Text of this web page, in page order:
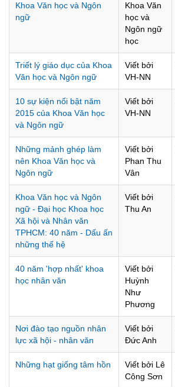
Khoa Văn học và Ngôn
ngữ
Khoa Văn
học và
Ngôn ngữ
học
Triết lý giáo dục của Khoa
Văn học và Ngôn ngữ
Viết bởi
VH-NN
10 sự kiện nổi bật năm
2015 của Khoa Văn học
và Ngôn ngữ
Viết bởi
VH-NN
Những mảnh ghép làm
nên Khoa Văn học và
Ngôn ngữ
Viết bởi
Phan Thu
Vân
Khoa Văn học và Ngôn
ngữ - Đại học Khoa học
Xã hội và Nhân văn
TPHCM: 40 năm - Dấu ấn
những thế hệ
Viết bởi
Thu An
40 năm 'hợp nhất' khoa
học nhân văn
Viết bởi
Huỳnh
Như
Phương
Nơi đào tạo nguồn nhân
lực xã hội - nhân văn
Viết bởi
Đức Anh
Những hạt giống tâm hồn
Viết bởi Lê
Công Sơn